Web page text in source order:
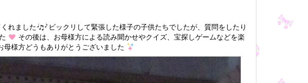
れました
ビックリして緊張した様子の子供たちでしたが、質問をしたり
その後は、お母様方による読み聞かせやクイズ、宝探しゲームなどを楽
母様方どうもありがとうございました